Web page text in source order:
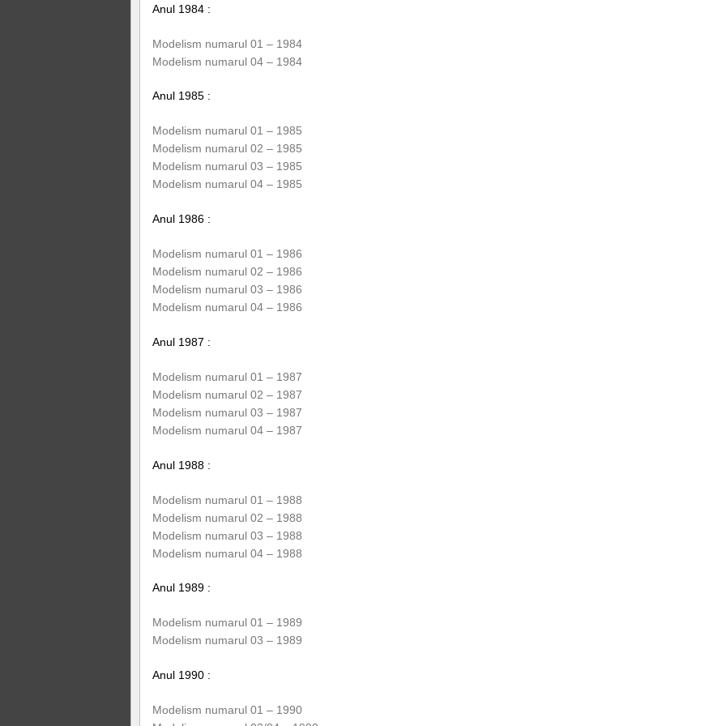
Anul 1984 :
Modelism numarul 01 – 1984
Modelism numarul 04 – 1984
Anul 1985 :
Modelism numarul 01 – 1985
Modelism numarul 02 – 1985
Modelism numarul 03 – 1985
Modelism numarul 04 – 1985
Anul 1986 :
Modelism numarul 01 – 1986
Modelism numarul 02 – 1986
Modelism numarul 03 – 1986
Modelism numarul 04 – 1986
Anul 1987 :
Modelism numarul 01 – 1987
Modelism numarul 02 – 1987
Modelism numarul 03 – 1987
Modelism numarul 04 – 1987
Anul 1988 :
Modelism numarul 01 – 1988
Modelism numarul 02 – 1988
Modelism numarul 03 – 1988
Modelism numarul 04 – 1988
Anul 1989 :
Modelism numarul 01 – 1989
Modelism numarul 03 – 1989
Anul 1990 :
Modelism numarul 01 – 1990